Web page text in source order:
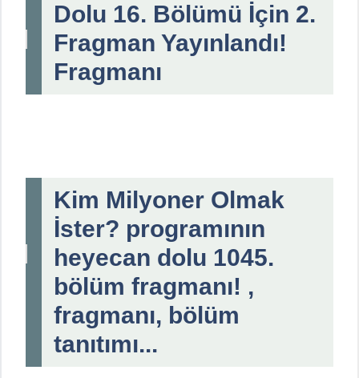
Dolu 16. Bölümü İçin 2.
Fragman Yayınlandı!
Fragmanı
Kim Milyoner Olmak
İster? programının
heyecan dolu 1045.
bölüm fragmanı! ,
fragmanı, bölüm
tanıtımı...